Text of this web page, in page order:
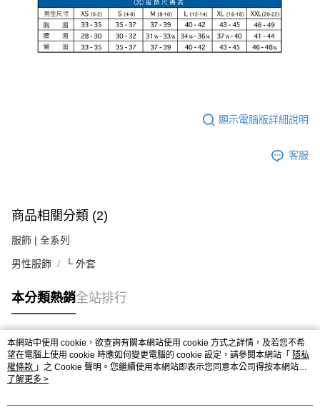
顯示電腦版詳細說明
客服
商品相關分類 (2)
服飾 | 全系列
男性服飾 └ 外套
本分類熱銷全站排行
熱門標籤
本網站中使用 cookie，欲查詢有關本網站使用 cookie 方式之詳情，及若您不希
望在電腦上使用 cookie 時應如何變更電腦的 cookie 設定，請參閱本網站「 隱私
權條款 」之 Cookie 聲明。您繼續使用本網站即表示您同意本公司得按本網站使
用條款之 Cookie 聲明使用 cookie。
了解更多 >